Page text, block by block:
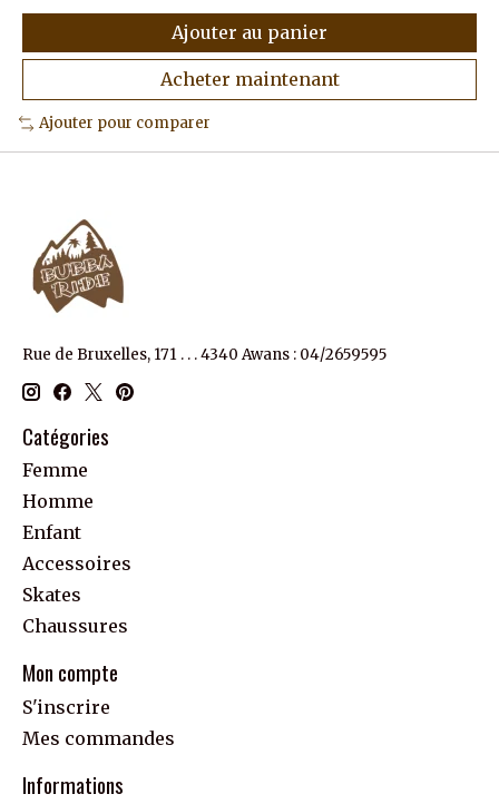
Ajouter au panier
Acheter maintenant
Ajouter pour comparer
Rue de Bruxelles, 171 . . . 4340 Awans : 04/2659595
Catégories
Femme
Homme
Enfant
Accessoires
Skates
Chaussures
Mon compte
S'inscrire
Mes commandes
Informations